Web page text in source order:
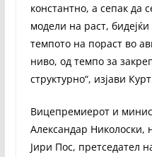
константно, а сепак да
модели на раст,
темпото на пораст во
ниво, од темпо за
структурно“, изјави
Вицепремиерот и
Александар Николоски,
Јири Пос, претседател